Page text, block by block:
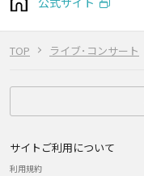
TOP ライブ･コンサート
サイトご利用について
利用規約